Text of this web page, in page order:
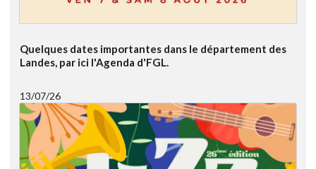
Quelques dates importantes dans le département des
Landes, par ici l'Agenda d'FGL.
13/07/26